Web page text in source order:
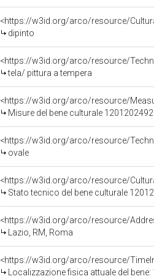
<https://w3id.org/arco/resource/
dipinto
<https://w3id.org/arco/resource/
tela/ pittura a tempera
<https://w3id.org/arco/resource/
Misure del bene culturale 1201202492
<https://w3id.org/arco/resource/
ovale
<https://w3id.org/arco/resource/
Stato tecnico del bene culturale
<https://w3id.org/arco/resource/
Lazio, RM, Roma
<https://w3id.org/arco/resource/
Localizzazione fisica attuale del